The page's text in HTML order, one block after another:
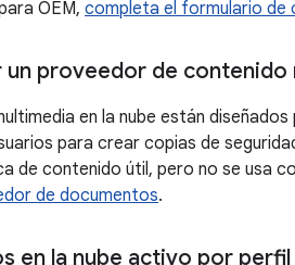
OEM, completa el formulario de
proveedor de contenido
en la nube están
para crear copias de
de contenido útil, pero no se usa
de documentos.
en la nube activo por perfil